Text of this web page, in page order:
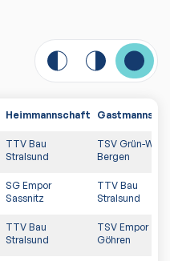
Heimmannschaft
TTV Bau
Stralsund
TSV Grün-Weiß
Bergen
SG Empor
Sassnitz
TTV Bau
Stralsund
TTV Bau
Stralsund
TSV Empor
Göhren